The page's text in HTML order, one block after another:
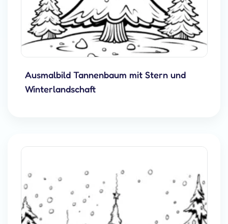
Ausmalbild Tannenbaum mit Stern und
Winterlandschaft